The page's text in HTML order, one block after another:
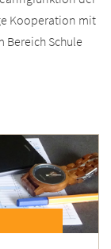
Kooperation mit
Schule